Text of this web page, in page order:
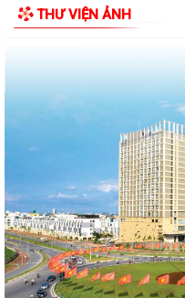
THƯ TRI ÂN GIA ĐÌNH CÁC ANH
Phường Ngô Quyền: Chuỗi
thực nhân kỷ niệm 79 năm
PHƯỜNG NGÔ QUYỀN TỔ
LIỆT SĨ VÀ TẶNG QUÀ CHO
ỦY BAN NHÂN DÂN PHƯỜNG
chế cưỡng chế 02 tổ chức để
PHƯỜNG NGÔ QUYỀN THĂM
NGƯỜI CÓ CÔNG NHÂN DỊP 27/
THƯ VIỆN ẢNH